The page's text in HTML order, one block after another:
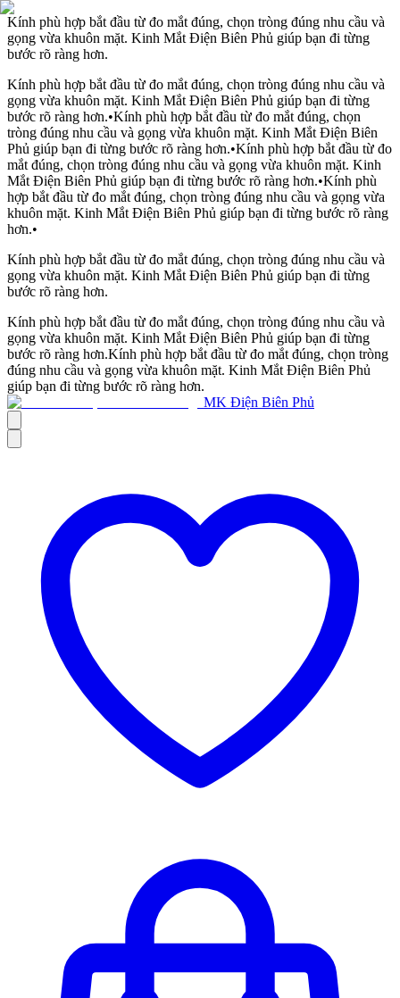
Kính phù hợp bắt đầu từ đo mắt đúng, chọn tròng đúng nhu cầu và
gọng vừa khuôn mặt. Kinh Mắt Điện Biên Phủ giúp bạn đi từng
bước rõ ràng hơn.
Kính phù hợp bắt đầu từ đo mắt đúng, chọn tròng đúng nhu cầu và
gọng vừa khuôn mặt. Kinh Mắt Điện Biên Phủ giúp bạn đi từng
bước rõ ràng hơn.•Kính phù hợp bắt đầu từ đo mắt đúng, chọn
tròng đúng nhu cầu và gọng vừa khuôn mặt. Kinh Mắt Điện Biên
Phủ giúp bạn đi từng bước rõ ràng hơn.•Kính phù hợp bắt đầu từ đo
mắt đúng, chọn tròng đúng nhu cầu và gọng vừa khuôn mặt. Kinh
Mắt Điện Biên Phủ giúp bạn đi từng bước rõ ràng hơn.•Kính phù
hợp bắt đầu từ đo mắt đúng, chọn tròng đúng nhu cầu và gọng vừa
khuôn mặt. Kinh Mắt Điện Biên Phủ giúp bạn đi từng bước rõ ràng
hơn.•
Kính phù hợp bắt đầu từ đo mắt đúng, chọn tròng đúng nhu cầu và
gọng vừa khuôn mặt. Kinh Mắt Điện Biên Phủ giúp bạn đi từng
bước rõ ràng hơn.
Kính phù hợp bắt đầu từ đo mắt đúng, chọn tròng đúng nhu cầu và
gọng vừa khuôn mặt. Kinh Mắt Điện Biên Phủ giúp bạn đi từng
bước rõ ràng hơn.Kính phù hợp bắt đầu từ đo mắt đúng, chọn tròng
đúng nhu cầu và gọng vừa khuôn mặt. Kinh Mắt Điện Biên Phủ
giúp bạn đi từng bước rõ ràng hơn.
MK Điện Biên Phủ